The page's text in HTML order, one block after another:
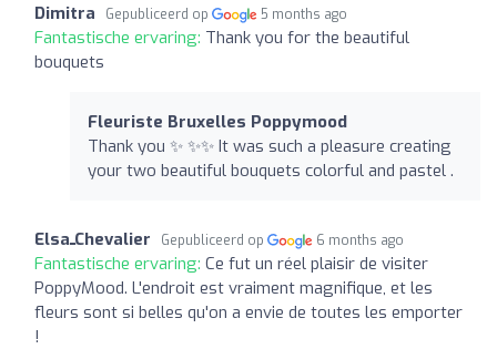
Dimitra Gepubliceerd op 5 months ago
Fantastische ervaring: Thank you for the beautiful
bouquets
Fleuriste Bruxelles Poppymood
Thank you ✨ ✨✨ It was such a pleasure creating
your two beautiful bouquets colorful and pastel .
ElsaـChevalier Gepubliceerd op 6 months ago
Fantastische ervaring: Ce fut un réel plaisir de visiter
PoppyMood. L'endroit est vraiment magnifique, et les
fleurs sont si belles qu'on a envie de toutes les emporter
!